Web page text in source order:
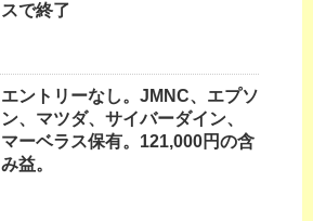
スで終了
エントリーなし。JMNC、エプソ
ン、マツダ、サイバーダイン、
マーベラス保有。121,000円の含
み益。